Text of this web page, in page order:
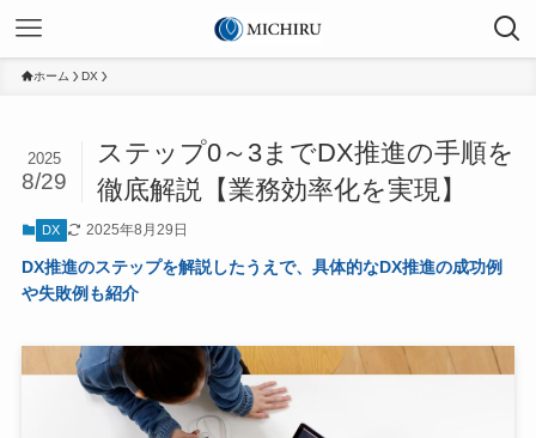
ホーム DX
ステップ0～3までDX推進の手順を
徹底解説【業務効率化を実現】
2025
8/29
DX 2025年8月29日
DX推進のステップを解説したうえで、具体的なDX推進の成功例
や失敗例も紹介